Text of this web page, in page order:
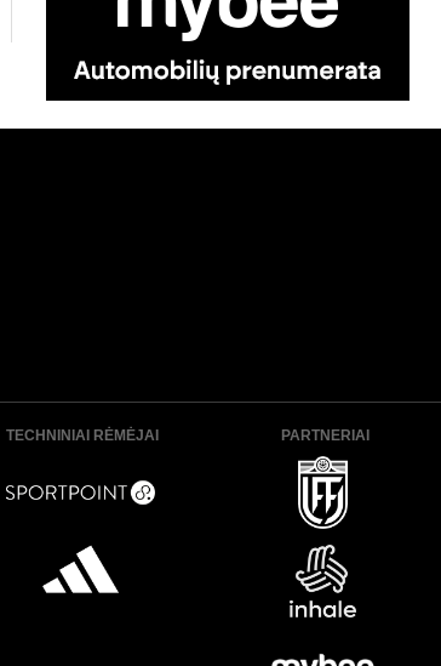
TECHNINIAI RĖMĖJAI PARTNERIAI